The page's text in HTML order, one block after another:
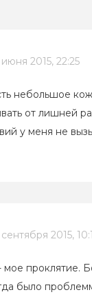
2015, 22:25
небольшое
от лишней
у меня не
2015,
мое проклятие.
было